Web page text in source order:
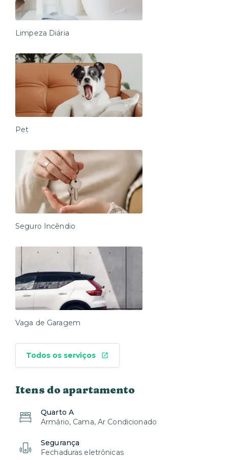
Limpeza Diária
Pet
Seguro Incêndio
Vaga de Garagem
Todos os serviços
Itens do apartamento
Quarto A
Armário, Cama, Ar Condicionado
Segurança
Fechaduras eletrônicas